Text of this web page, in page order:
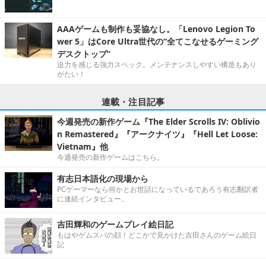
AAAゲームも制作も妥協なし。「Lenovo Legion To
wer 5」はCore Ultra世代の“全てこなせるゲーミング
デスクトップ”
迫力を感じる強力スペック。メンテナンスしやすい構造もあり
がたい！
連載・注目記事
今週発売の新作ゲーム『The Elder Scrolls IV: Oblivio
n Remastered』『アークナイツ』『Hell Let Loose:
Vietnam』他
今週発売の新作ゲームはこちら。
有志日本語化の現場から
PCゲーマーなら何かとお世話になっているであろう有志翻訳者
に連続インタビュー。
吉田輝和のゲームプレイ絵日記
もはやゲムスパの顔！どこかで見かけた吉田さんのゲーム絵日
記